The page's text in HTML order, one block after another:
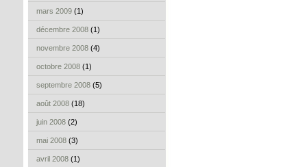
mars 2009 (1)
décembre 2008 (1)
novembre 2008 (4)
octobre 2008 (1)
septembre 2008 (5)
août 2008 (18)
juin 2008 (2)
mai 2008 (3)
avril 2008 (1)